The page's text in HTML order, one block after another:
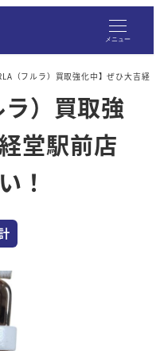
メニュー
（フルラ）買取強化中】ぜひ大吉経
ラ）買取強
堂駅前店
！
ゴリー